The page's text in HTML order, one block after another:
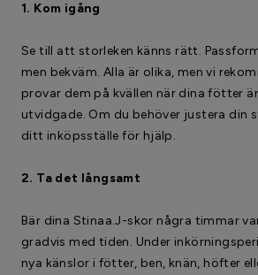
1. Kom igång
Se till att storleken känns rätt.
men bekväm. Alla är olika, men vi
provar dem på kvällen när dina fötter
utvidgade. Om du behöver justera din
ditt inköpsställe för hjälp.
2. Ta det långsamt
Bär dina Stinaa.J-skor några timmar
gradvis med tiden. Under
nya känslor i fötter, ben, knän, höfter